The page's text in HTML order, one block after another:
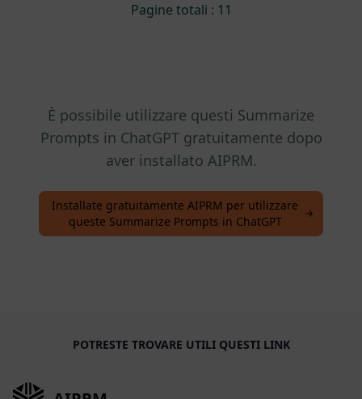
Pagine totali : 11
È possibile utilizzare questi Summarize
Prompts in ChatGPT gratuitamente dopo
aver installato AIPRM.
Installate gratuitamente AIPRM per utilizzare
queste Summarize Prompts in ChatGPT
POTRESTE TROVARE UTILI QUESTI LINK